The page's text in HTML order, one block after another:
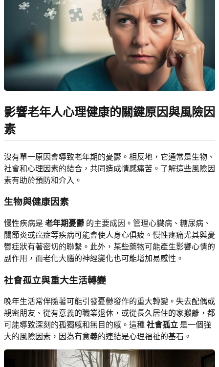
影響老年人心理健康的關鍵原因與風險因
素
沒有單一原因會導致老年期的憂鬱。相反地，它通常是生物、
社會和心理因素的結合，共同造成情感痛苦。了解這些風險因
素有助於預防和介入。
生物與健康因素
慢性疾病是 老年期憂鬱 的主要成因。管理心臟病、糖尿病、
關節炎或癌症等疾病可能會使人身心俱疲。慢性疼痛尤其與憂
鬱症狀有著密切的聯繫。此外，某些藥物可能產生影響心情的
副作用，而老化大腦的神經變化也可能增加易感性。
社會孤立與重大生活轉變
晚年生活常伴隨著可能引發憂鬱發作的重大轉變。失去配偶或
親密朋友、從有意義的職業退休，或從長久居住的家搬離，都
可能導致深刻的孤獨感和無目的感。這種 社會孤立 是一個強
大的風險因素，因為有意義的連結是心理福祉的基石。